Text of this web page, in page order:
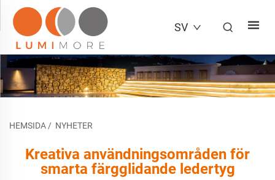
SV
HEMSIDA / NYHETER
Kreativa användningsområden för
smarta färgglidande ledertyg